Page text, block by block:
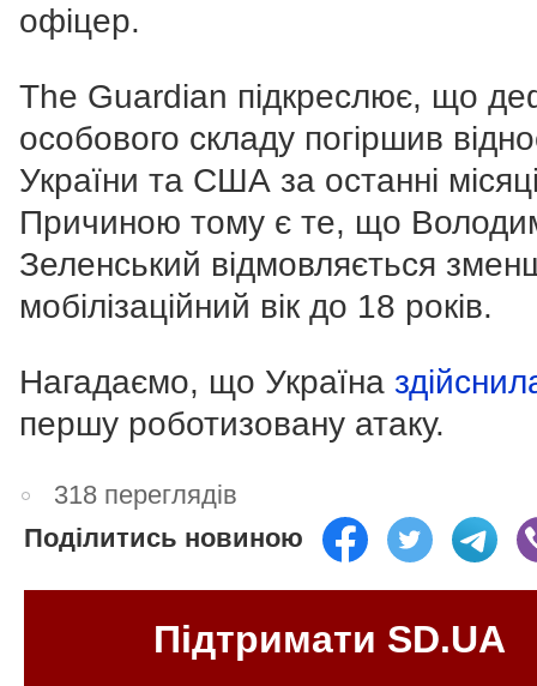
офіцер.
The Guardian підкреслює, що
особового складу погіршив
України та США за останні
Причиною тому є те, що
Зеленський відмовляється
мобілізаційний вік до 18 років.
Нагадаємо, що Україна
першу роботизовану атаку.
318 переглядів
Поділитись новиною
Підтримати SD.UA